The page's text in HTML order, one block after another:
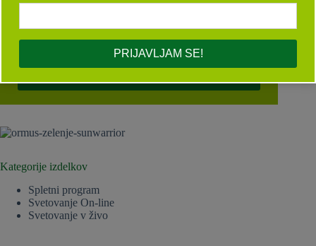
Kategorije izdelkov
Spletni program
Svetovanje On-line
Svetovanje v živo
PRIJAVLJAM SE!